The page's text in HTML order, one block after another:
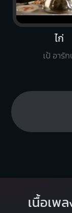
ไก่
เป้ อารั
เนื้อเพ